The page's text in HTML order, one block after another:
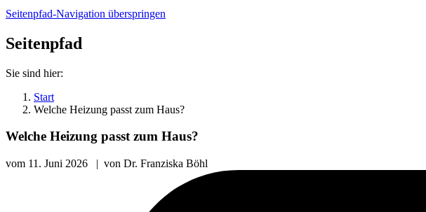
Seitenpfad-Navigation überspringen
Seitenpfad
Sie sind hier:
Start
Welche Heizung passt zum Haus?
Welche Heizung passt zum Haus?
vom 11. Juni 2026 | von Dr. Franziska Böhl